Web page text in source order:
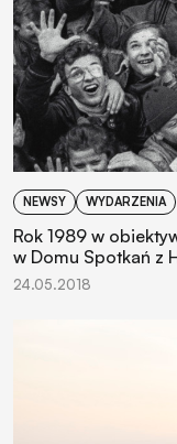
NEWSY WYDARZENIA
Rok 1989 w
w Domu Spotkań z
24.05.2018